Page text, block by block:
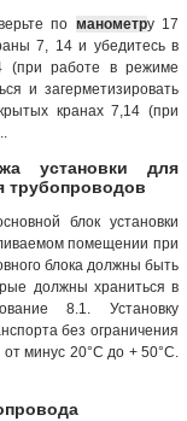
по манометру 17
7, 14 и убедитесь в
(при работе в режиме
и загерметизировать
кранах 7,14 (при
установки для
трубопроводов
блок установки
помещении при
блока должны быть
должны храниться в
8.1. Установку
без ограничения
минус 20°С до + 50°С.